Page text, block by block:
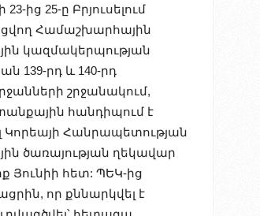
23-ից 25-ը Բրյուսելում
Համաշխարհային
կազմակերպության
139-րդ և 140-րդ
շրջանակում,
հանդիպում է
Կորեայի Հանրապետության
ծառայության ղեկավար
Յունիի հետ: ՊԵԿ-ից
որ քննարկվել է